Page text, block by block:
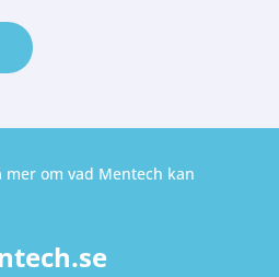
mer om vad Mentech kan